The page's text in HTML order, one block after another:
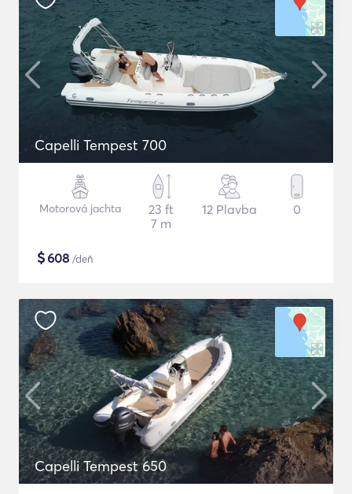
Capelli Tempest 700
Motorová jachta
23 ft
7 m
12 Plavba 0
$608 /deň
Capelli Tempest 650